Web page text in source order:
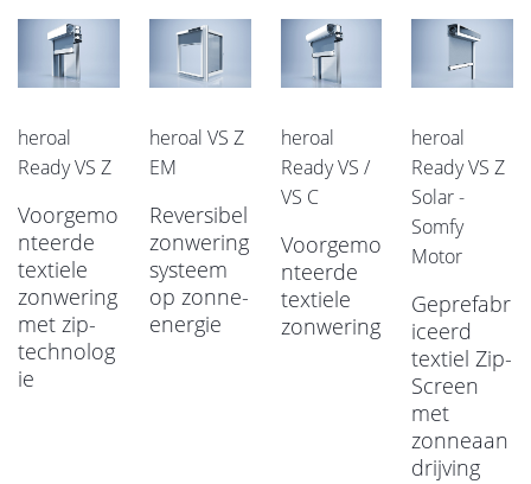
heroal
Ready VS Z
Voorgemo
nteerde
textiele
zonwering
met zip-
technolog
ie
heroal VS Z
EM
Reversibel
zonwering
systeem
op zonne-
energie
heroal
Ready VS /
VS C
Voorgemo
nteerde
textiele
zonwering
heroal
Ready VS Z
Solar -
Somfy
Motor
Geprefabr
iceerd
textiel Zip-
Screen
met
zonneaan
drijving